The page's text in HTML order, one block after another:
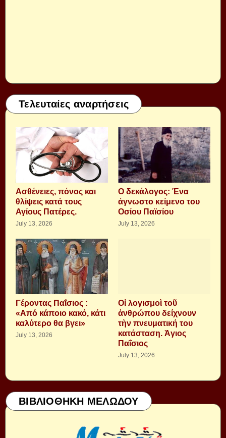
Τελευταίες αναρτήσεις
Aσθένειες, πόνος και
θλίψεις κατά τους
Αγίους Πατέρες.
July 13, 2026
Ο δεκάλογος: Ένα
άγνωστο κείμενο του
Οσίου Παϊσίου
July 13, 2026
Γέροντας Παΐσιος :
«Από κάποιο κακό, κάτι
καλύτερο θα βγει»
July 13, 2026
Οἱ λογισμοὶ τοῦ
ἀνθρώπου δείχνουν
τὴν πνευματική του
κατάσταση. Ἁγιος
Παΐσιος
July 13, 2026
ΒΙΒΛΙΟΘΗΚΗ ΜΕΛΩΔΟΥ